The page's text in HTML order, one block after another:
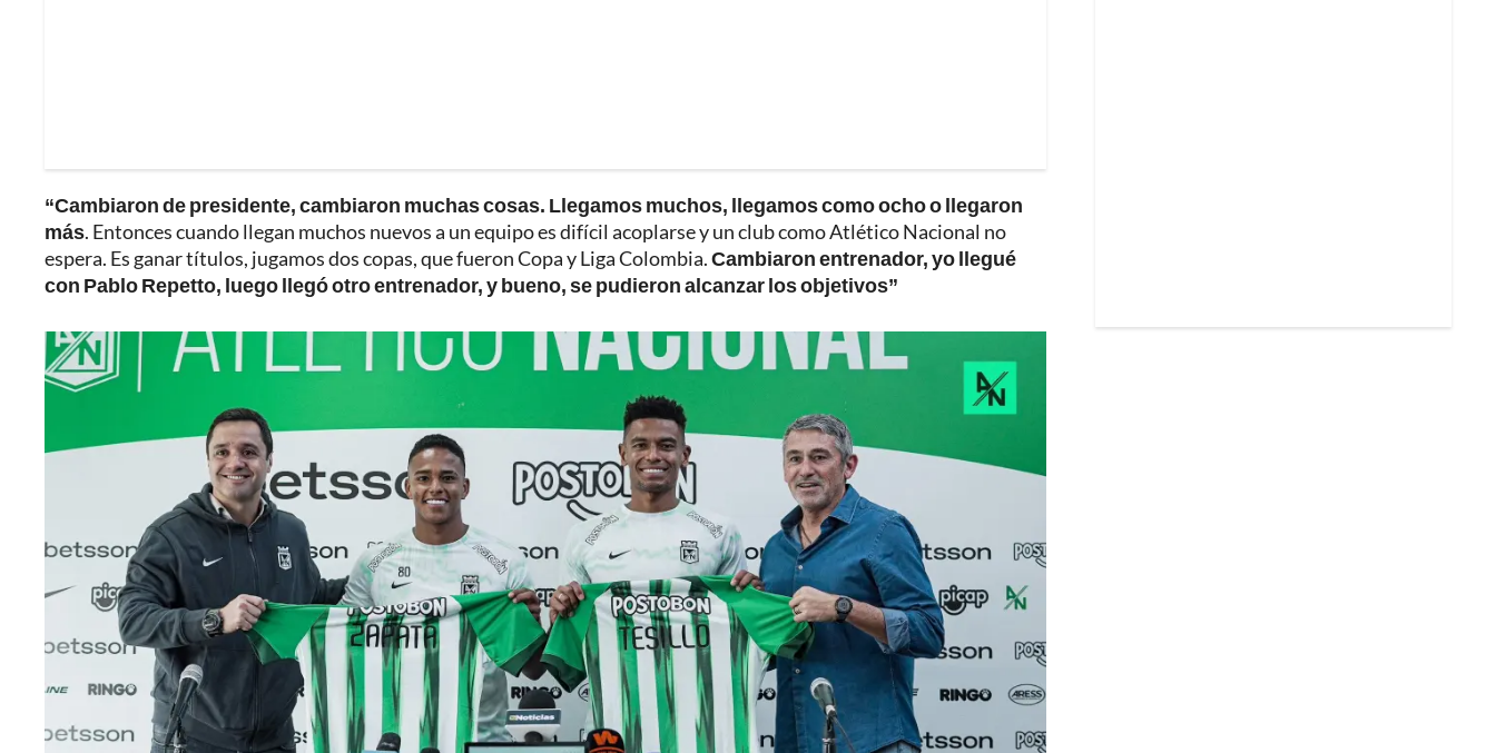
“Cambiaron de presidente, cambiaron muchas cosas. Llegamos muchos, llegamos como ocho o llegaron
más. Entonces cuando llegan muchos nuevos a un equipo es difícil acoplarse y un club como Atlético Nacional no
espera. Es ganar títulos, jugamos dos copas, que fueron Copa y Liga Colombia.Cambiaron entrenador, yo llegué
con Pablo Repetto, luego llegó otro entrenador, y bueno, se pudieron alcanzar los objetivos”